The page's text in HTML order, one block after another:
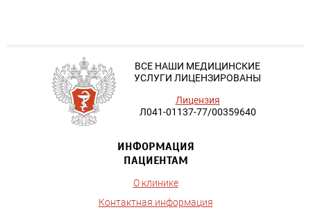
ВСЕ НАШИ МЕДИЦИНСКИЕ
УСЛУГИ ЛИЦЕНЗИРОВАНЫ
Лицензия
Л041-01137-77/00359640
ИНФОРМАЦИЯ
ПАЦИЕНТАМ
О клинике
Контактная информация